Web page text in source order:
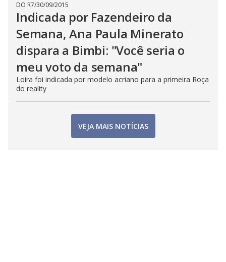
DO R7/30/09/2015
Indicada por Fazendeiro da
Semana, Ana Paula Minerato
dispara a Bimbi: "Você seria o
meu voto da semana"
Loira foi indicada por modelo acriano para a primeira Roça
do reality
VEJA MAIS NOTÍCIAS